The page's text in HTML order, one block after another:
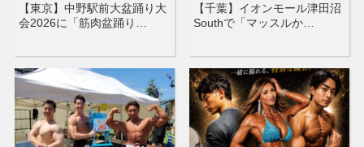
【東京】中野駅前大盆踊り大
会2026に「筋肉盆踊り…
【千葉】イオンモール津田沼
Southで「マッスルか…